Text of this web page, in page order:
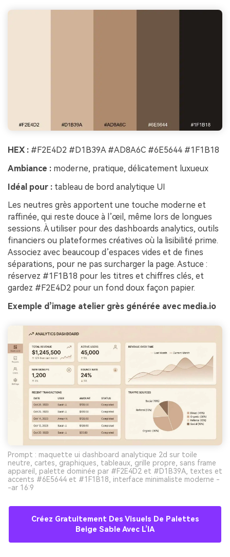
HEX : #F2E4D2 #D1B39A #AD8A6C #6E5644 #1F1B18
Ambiance : moderne, pratique, délicatement luxueux
Idéal pour : tableau de bord analytique UI
Les neutres grès apportent une touche moderne et
raffinée, qui reste douce à l’œil, même lors de longues
sessions. À utiliser pour des dashboards analytics, outils
financiers ou plateformes créatives où la lisibilité prime.
Associez avec beaucoup d’espaces vides et de fines
séparations, pour ne pas surcharger la page. Astuce :
réservez #1F1B18 pour les titres et chiffres clés, et
gardez #F2E4D2 pour un fond doux façon papier.
Exemple d’image atelier grès générée avec media.io
Prompt : maquette ui dashboard analytique 2d sur toile
neutre, cartes, graphiques, tableaux, grille propre, sans frame
appareil, palette dominée par #F2E4D2 et #D1B39A, textes et
accents #6E5644 et #1F1B18, interface minimaliste moderne -
-ar 16:9
Créez Gratuitement Des Visuels De Palettes
Beige Sable Avec L’IA